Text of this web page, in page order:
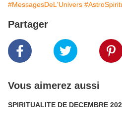
#MessagesDeL'Univers
Partager
Vous aimerez aussi
SPIRITUALITE DE DECEMBRE